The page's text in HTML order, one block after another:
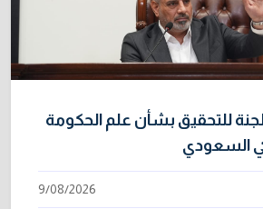
للتحقيق بشأن علم الحكومة
السعودي
9/08/2026